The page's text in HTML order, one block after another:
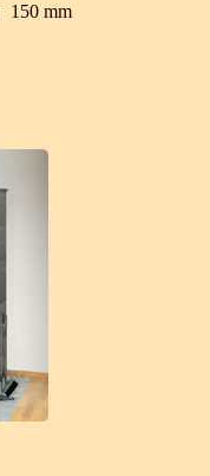
150 mm